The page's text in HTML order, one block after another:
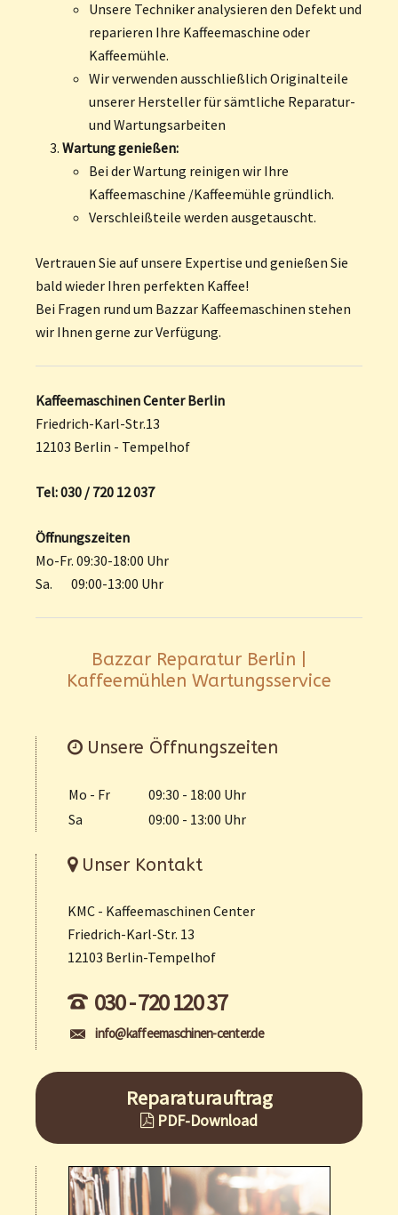
Unsere Techniker analysieren den Defekt und
reparieren Ihre Kaffeemaschine oder
Kaffeemühle.
Wir verwenden ausschließlich Originalteile
unserer Hersteller für sämtliche Reparatur-
und Wartungsarbeiten
Wartung genießen:
Bei der Wartung reinigen wir Ihre
Kaffeemaschine /Kaffeemühle gründlich.
Verschleißteile werden ausgetauscht.
Vertrauen Sie auf unsere Expertise und genießen Sie
bald wieder Ihren perfekten Kaffee!
Bei Fragen rund um Bazzar Kaffeemaschinen stehen
wir Ihnen gerne zur Verfügung.
Kaffeemaschinen Center Berlin
Friedrich-Karl-Str.13
12103 Berlin - Tempelhof
Tel: 030 / 720 12 037
Öffnungszeiten
Mo-Fr. 09:30-18:00 Uhr
Sa. 09:00-13:00 Uhr
Bazzar Reparatur Berlin |
Kaffeemühlen Wartungsservice
Unsere Öffnungszeiten
Mo - Fr
09:30 - 18:00 Uhr
Sa
09:00 - 13:00 Uhr
Unser Kontakt
KMC - Kaffeemaschinen Center
Friedrich-Karl-Str. 13
12103 Berlin-Tempelhof
030 - 720 120 37
info@kaffeemaschinen-center.de
Reparaturauftrag
PDF-Download